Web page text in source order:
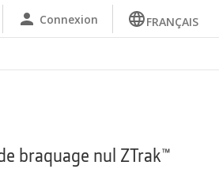
Connexion FRANÇAIS
braquage nul ZTrak™